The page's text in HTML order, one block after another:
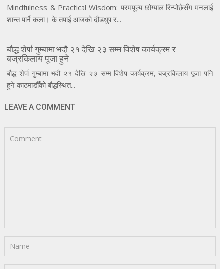
Mindfulness & Practical Wisdom: परमपूज्य छोग्याल रिन्पोछेसँग मनलाई
शान्त पार्ने कला। के तपाईं आजको दौडधुप र...
बौद्ध शेर्पा गुम्बामा भदौ २१ देखि २३ सम्म विशेष कार्यक्रम र
बज्रकिलाय पूजा हुने
बौद्ध शेर्पा गुम्बामा भदौ २१ देखि २३ सम्म विशेष कार्यक्रम, बज्रकिलाय पूजा पनि
हुने काठमाडौँको बौद्धस्थित...
LEAVE A COMMENT